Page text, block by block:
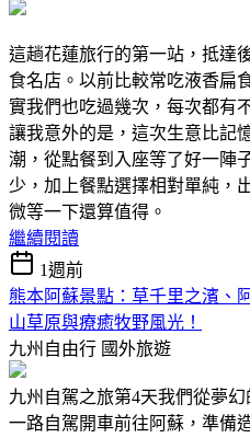
這趟花蓮旅行的第一站，抵達
食名店。以前比較常吃液香扁
實我們也吃過幾次，每次都有
讓我意外的是，這次生意比記
潮，從點餐到入座等了好一陣
少，加上餐點選擇相對單純，
微等一下還算值得。
繼續閱讀
1週前
熊本阿蘇景點：草千里之濱、
山草原與療癒牧野風光！
九州自由行 國外旅遊
九州自駕之旅第4天我們從夢
一路自駕開車前往阿蘇，準備